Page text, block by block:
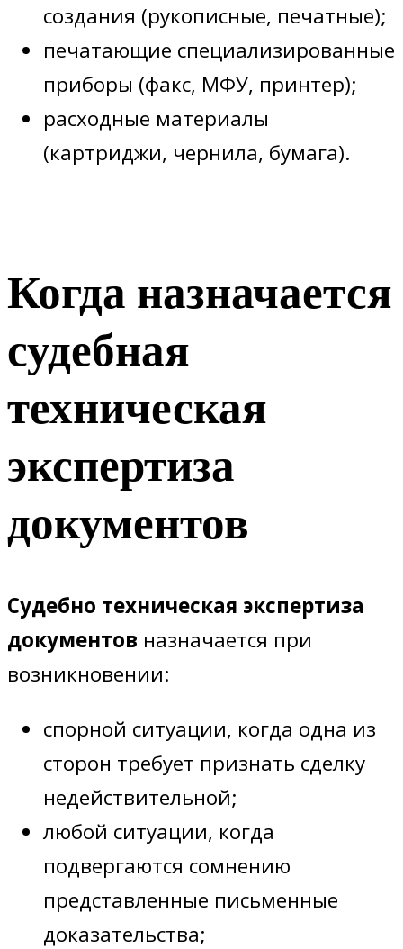
создания (рукописные, печатные);
печатающие специализированные
приборы (факс, МФУ, принтер);
расходные материалы
(картриджи, чернила, бумага).
Когда назначается
судебная
техническая
экспертиза
документов
Судебно техническая экспертиза
документов назначается при
возникновении:
спорной ситуации, когда одна из
сторон требует признать сделку
недействительной;
любой ситуации, когда
подвергаются сомнению
представленные письменные
доказательства;